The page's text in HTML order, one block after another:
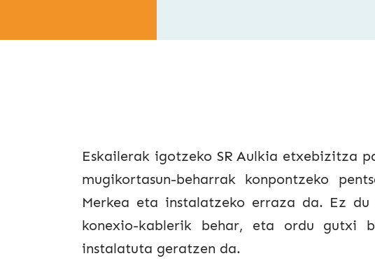
Eskailerak igotzeko SR Aulkia etxebizitza
mugikortasun-beharrak konpontzeko
Merkea eta instalatzeko erraza da. Ez
konexio-kablerik behar, eta ordu gutxi
instalatuta geratzen da.